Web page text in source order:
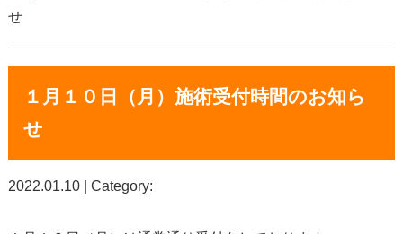
せ
１月１０日（月）施術受付時間のお知ら
せ
2022.01.10 | Category: